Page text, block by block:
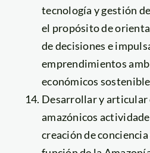
tecnología y gestión
el propósito de
de decisiones e
emprendimientos
económicos
Desarrollar y articular
amazónicos
creación de